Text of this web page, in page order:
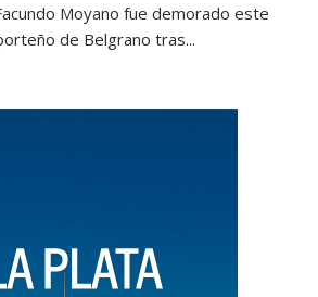
Moyano fue demorado este
de Belgrano tras...